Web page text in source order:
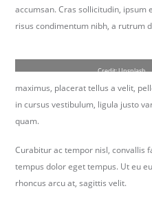
accumsan. Cras sollicitudin,
risus condimentum nibh, a rutrum
Credit: Unsplash
maximus, placerat tellus a velit,
in cursus vestibulum, ligula justo
quam.
Curabitur ac tempor nisl, convallis
tempus dolor eget tempus. Ut eu
rhoncus arcu at, sagittis velit.